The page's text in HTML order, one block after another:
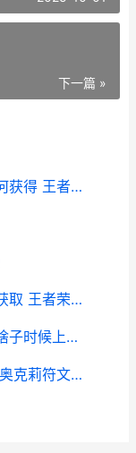
下一篇 »
王者荣耀荣耀姬小满战舞者皮肤如何获得 王者姬出什么装备
王者荣耀荣耀艾琳皮肤女武神如何获取 王者荣耀艾淋怎么样
王者荣耀荣耀李白谪仙醉月新皮肤啥子时候上线 王者荣耀荣耀李白
爱琳诗篇奥克莉值得抽吗 爱琳诗篇奥克莉符文搭配